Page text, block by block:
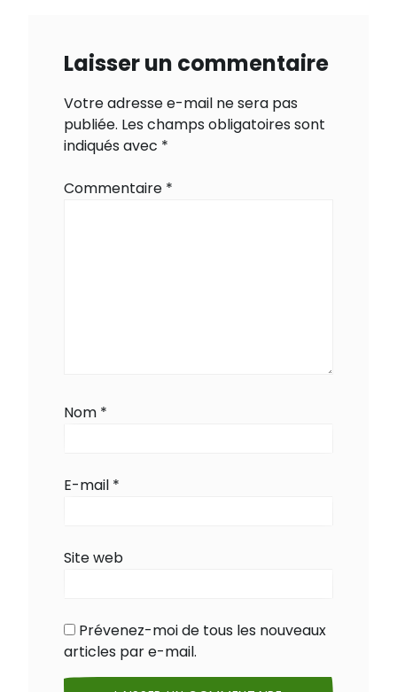
Laisser un commentaire
Votre adresse e-mail ne sera pas
publiée. Les champs obligatoires sont
indiqués avec *
Commentaire *
Nom *
E-mail *
Site web
Prévenez-moi de tous les nouveaux
articles par e-mail.